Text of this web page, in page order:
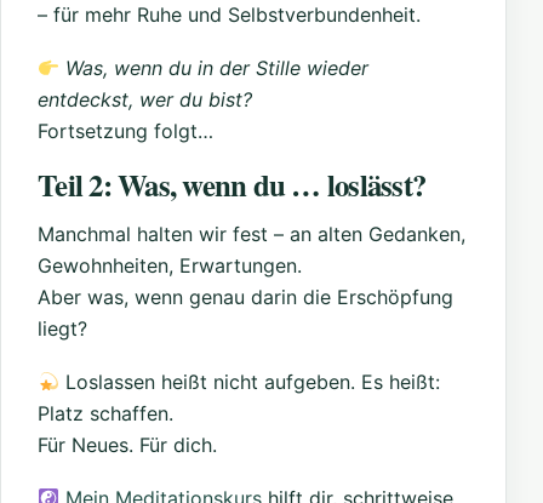
– für mehr Ruhe und Selbstverbundenheit.
Was, wenn du in der Stille wieder
entdeckst, wer du bist?
Fortsetzung folgt…
Teil 2: Was, wenn du … loslässt?
Manchmal halten wir fest – an alten Gedanken,
Gewohnheiten, Erwartungen.
Aber was, wenn genau darin die Erschöpfung
liegt?
Loslassen heißt nicht aufgeben. Es heißt:
Platz schaffen.
Für Neues. Für dich.
Mein Meditationskurs hilft dir, schrittweise